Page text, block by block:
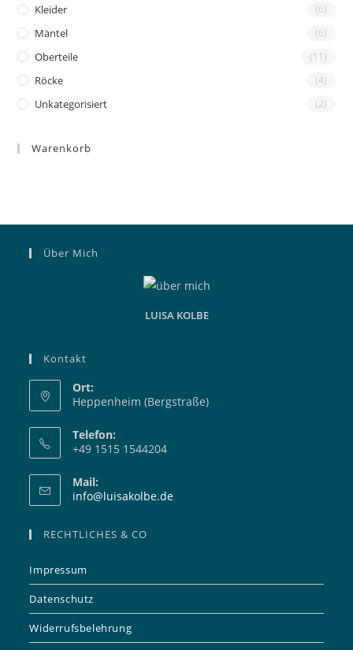
Kleider (6)
Mäntel (6)
Oberteile (11)
Röcke (4)
Unkategorisiert (2)
Warenkorb
Über Mich
LUISA KOLBE
Kontakt
Ort:
Heppenheim (Bergstraße)
Telefon:
+49 1515 1544204
Mail:
info@luisakolbe.deOpens
RECHTLICHES & CO
Impressum
Datenschutz
Widerrufsbelehrung